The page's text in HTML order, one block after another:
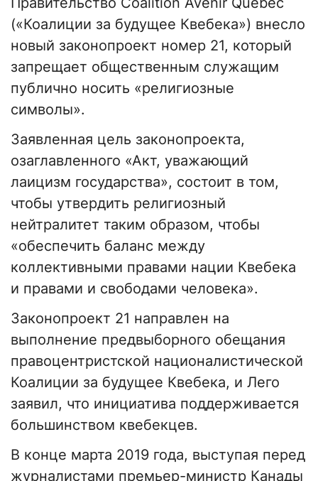
(«Коалиции за будущее Квебека») внесло
новый законопроект номер 21, который
запрещает общественным служащим
публично носить «религиозные
символы».
Заявленная цель законопроекта,
озаглавленного «Акт, уважающий
лаицизм государства», состоит в том,
чтобы утвердить религиозный
нейтралитет таким образом, чтобы
«обеспечить баланс между
коллективными правами нации Квебека
и правами и свободами человека».
Законопроект 21 направлен на
выполнение предвыборного обещания
правоцентристской националистической
Коалиции за будущее Квебека, и Лего
заявил, что инициатива поддерживается
большинством квебекцев.
В конце марта 2019 года, выступая перед
журналистами премьер-министр Канады